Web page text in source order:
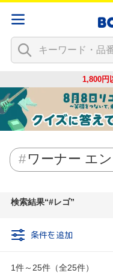
1,800円
ワーナー エ
検索結果 #レゴ
条件を追加
1件～25件（全25件）